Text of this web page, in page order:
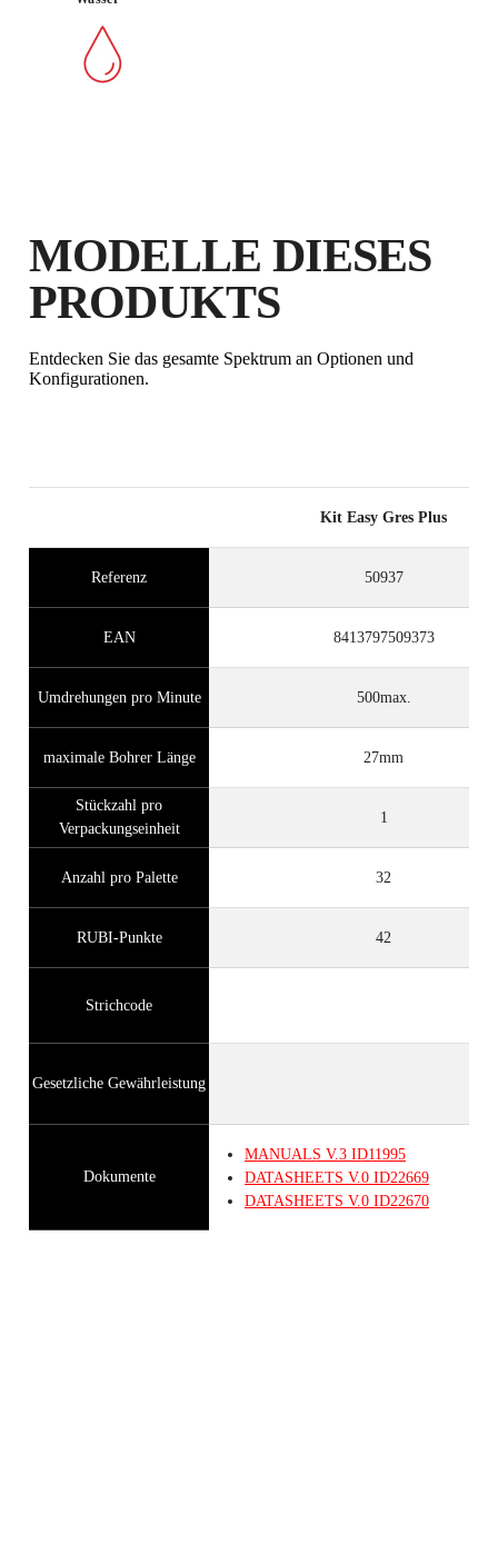
MODELLE DIESES
PRODUKTS
Entdecken Sie das gesamte Spektrum an Optionen und
Konfigurationen.
Kit Easy Gres Plus
Referenz 50937
EAN 8413797509373
Umdrehungen pro Minute 500max.
maximale Bohrer Länge 27mm
Stückzahl pro
Verpackungseinheit
1
Anzahl pro Palette 32
RUBI-Punkte 42
Strichcode
Gesetzliche Gewährleistung
Dokumente
MANUALS V.3 ID11995
DATASHEETS V.0 ID22669
DATASHEETS V.0 ID22670